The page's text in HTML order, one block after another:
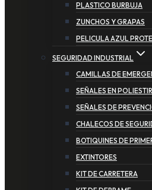
PLASTICO BURBUJA
ZUNCHOS Y GRAPAS
PELICULA AZUL
SEGURIDAD INDUSTRIAL
CAMILLAS DE
SEÑALES EN
SEÑALES DE
CHALECOS DE
BOTIQUINES DE
EXTINTORES
KIT DE CARRETERA